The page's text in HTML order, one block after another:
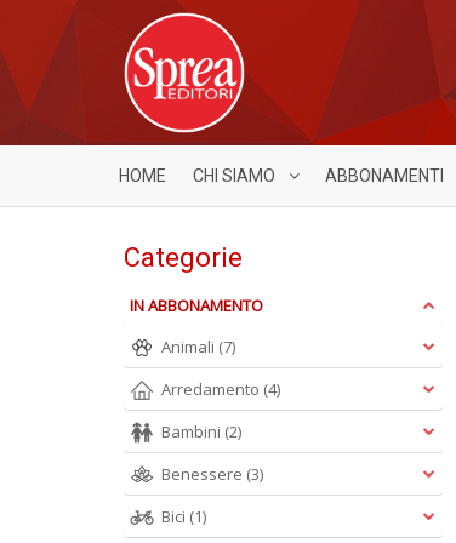
HOME CHI SIAMO ABBONAMENTI
Categorie
IN ABBONAMENTO
Animali (7)
Arredamento (4)
Bambini (2)
Benessere (3)
Bici (1)